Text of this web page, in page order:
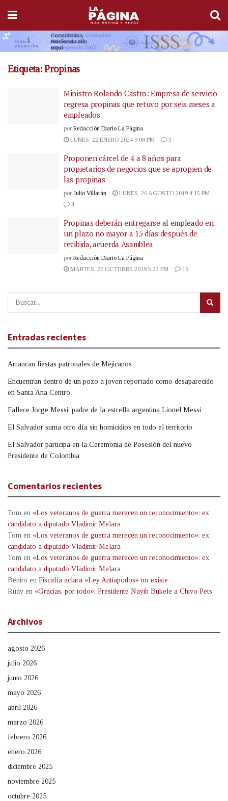
Etiqueta:Propinas
Ministro Rolando Castro: Empresa de servicio
regresa propinas que retuvo por seis meses a
empleados
por Redacción Diario La Página
LUNES, 22 ENERO 2024 9:08 PM
3
Proponen cárcel de 4 a 8 años para
propietarios de negocios que se apropien de
las propinas
por Julio Villarán
LUNES, 26 AGOSTO 2019 4:15 PM
4
Propinas deberán entregarse al empleado en
un plazo no mayor a 15 días después de
recibida, acuerda Asamblea
por Redacción Diario La Página
MARTES, 22 OCTUBRE 2019 5:23 PM
15
Entradas recientes
Arrancan fiestas patronales de Mejicanos
Encuentran dentro de un pozo a joven reportado como desaparecido
en Santa Ana Centro
Fallece Jorge Messi, padre de la estrella argentina Lionel Messi
El Salvador suma otro día sin homicidios en todo el territorio
El Salvador participa en la Ceremonia de Posesión del nuevo
Presidente de Colombia
Comentarios recientes
Tom en «Los veteranos de guerra merecen un reconocimiento»: ex
candidato a diputado Vladimir Melara
Tom en «Los veteranos de guerra merecen un reconocimiento»: ex
candidato a diputado Vladimir Melara
Tom en «Los veteranos de guerra merecen un reconocimiento»: ex
candidato a diputado Vladimir Melara
Benito en Fiscalía aclara «Ley Antiapodos» no existe
Rudy en «Gracias, por todo»: Presidente Nayib Bukele a Chivo Pets
Archivos
agosto 2026
julio 2026
junio 2026
mayo 2026
abril 2026
marzo 2026
febrero 2026
enero 2026
diciembre 2025
noviembre 2025
octubre 2025